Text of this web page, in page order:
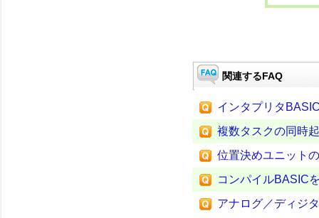
関連するFAQ
インタプリタ
複数タスクの同時
位置決めユニット
コンパイルBASIC
アナログ／ディジ